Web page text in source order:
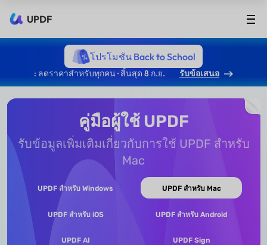
UPDF
โปรโมชัน Back to School
: ลดราคาสำหรับทุกคน · สิ้นสุด 8 ก.ย. รับข้อเสนอ
คู่มือผู้ใช้ UPDF
รับข้อมูลเพิ่มเติมเกี่ยวกับการใช้ UPDF สำหรับ
Mac
UPDF สำหรับ Windows UPDF สำหรับ Mac
UPDF สำหรับ iOS UPDF สำหรับ Android
UPDF AI UPDF Sign